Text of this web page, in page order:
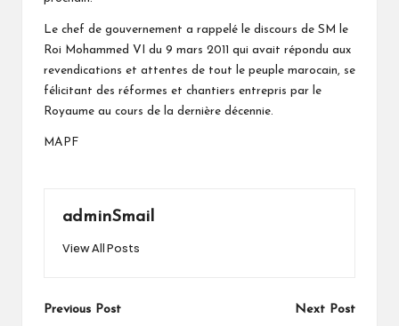
Le chef de gouvernement a rappelé le discours de SM le
Roi Mohammed VI du 9 mars 2011 qui avait répondu aux
revendications et attentes de tout le peuple marocain, se
félicitant des réformes et chantiers entrepris par le
Royaume au cours de la dernière décennie.
MAPF
adminSmail
View All Posts
Post
Previous Post Next Post